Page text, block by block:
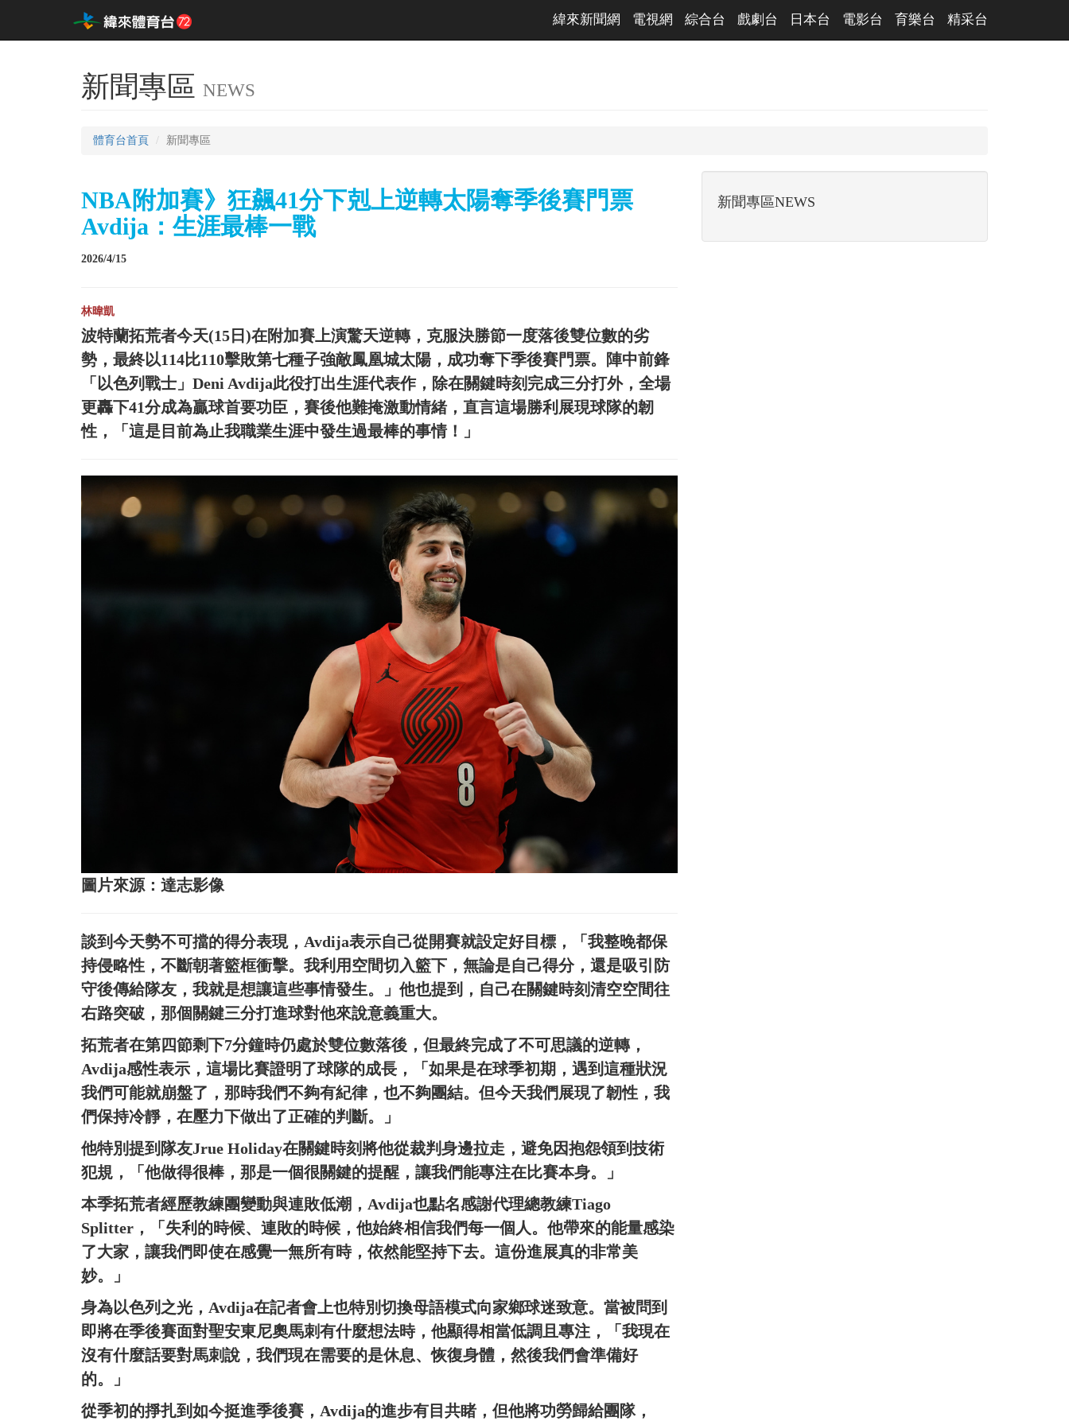
緯來新聞網 電視網 綜合台 戲劇台 日本台 電影台 育樂台 精采台
新聞專區 NEWS
體育台首頁 新聞專區
NBA附加賽》狂飆41分下剋上逆轉太陽奪季後賽門票
Avdija：生涯最棒一戰
2026/4/15
林暐凱
波特蘭拓荒者今天(15日)在附加賽上演驚天逆轉，克服決勝節一度落後雙位數的劣
勢，最終以114比110擊敗第七種子強敵鳳凰城太陽，成功奪下季後賽門票。陣中前鋒
「以色列戰士」Deni Avdija此役打出生涯代表作，除在關鍵時刻完成三分打外，全場
更轟下41分成為贏球首要功臣，賽後他難掩激動情緒，直言這場勝利展現球隊的韌
性，「這是目前為止我職業生涯中發生過最棒的事情！」
圖片來源：達志影像
談到今天勢不可擋的得分表現，Avdija表示自己從開賽就設定好目標，「我整晚都保
持侵略性，不斷朝著籃框衝擊。我利用空間切入籃下，無論是自己得分，還是吸引防
守後傳給隊友，我就是想讓這些事情發生。」他也提到，自己在關鍵時刻清空空間往
右路突破，那個關鍵三分打進球對他來說意義重大。
拓荒者在第四節剩下7分鐘時仍處於雙位數落後，但最終完成了不可思議的逆轉，
Avdija感性表示，這場比賽證明了球隊的成長，「如果是在球季初期，遇到這種狀況
我們可能就崩盤了，那時我們不夠有紀律，也不夠團結。但今天我們展現了韌性，我
們保持冷靜，在壓力下做出了正確的判斷。」
他特別提到隊友Jrue Holiday在關鍵時刻將他從裁判身邊拉走，避免因抱怨領到技術
犯規，「他做得很棒，那是一個很關鍵的提醒，讓我們能專注在比賽本身。」
本季拓荒者經歷教練團變動與連敗低潮，Avdija也點名感謝代理總教練Tiago
Splitter，「失利的時候、連敗的時候，他始終相信我們每一個人。他帶來的能量感染
了大家，讓我們即使在感覺一無所有時，依然能堅持下去。這份進展真的非常美
妙。」
身為以色列之光，Avdija在記者會上也特別切換母語模式向家鄉球迷致意。當被問到
即將在季後賽面對聖安東尼奧馬刺有什麼想法時，他顯得相當低調且專注，「我現在
沒有什麼話要對馬刺說，我們現在需要的是休息、恢復身體，然後我們會準備好
的。」
從季初的掙扎到如今挺進季後賽，Avdija的進步有目共睹，但他將功勞歸給團隊，
新聞專區NEWS